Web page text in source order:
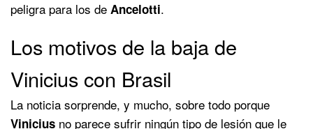
peligra para los de Ancelotti.
Los motivos de la baja de
Vinicius con Brasil
La noticia sorprende, y mucho, sobre todo porque
Vinicius no parece sufrir ningún tipo de lesión que le